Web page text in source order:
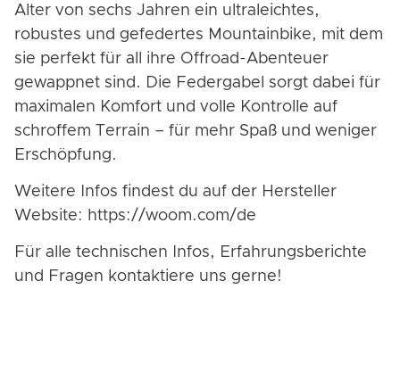
Alter von sechs Jahren ein ultraleichtes,
robustes und gefedertes Mountainbike, mit dem
sie perfekt für all ihre Offroad-Abenteuer
gewappnet sind. Die Federgabel sorgt dabei für
maximalen Komfort und volle Kontrolle auf
schroffem Terrain – für mehr Spaß und weniger
Erschöpfung.
Weitere Infos findest du auf der Hersteller
Website: https://woom.com/de
Für alle technischen Infos, Erfahrungsberichte
und Fragen kontaktiere uns gerne!